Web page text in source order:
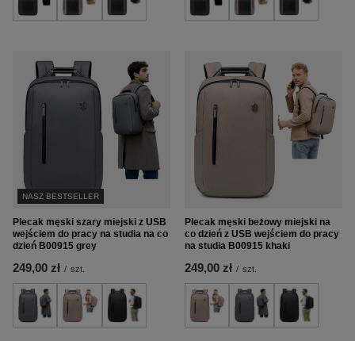
NASZ BESTSELLER
Plecak męski szary miejski z USB
wejściem do pracy na studia na co
dzień B00915 grey
249,00 zł / szt.
Plecak męski beżowy miejski na
co dzień z USB wejściem do pracy
na studia B00915 khaki
249,00 zł / szt.